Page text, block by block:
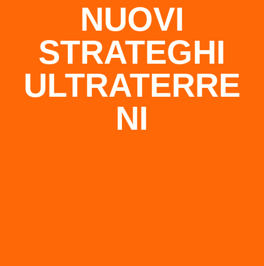
NUOVI
STRATEGHI
ULTRATERRE
NI